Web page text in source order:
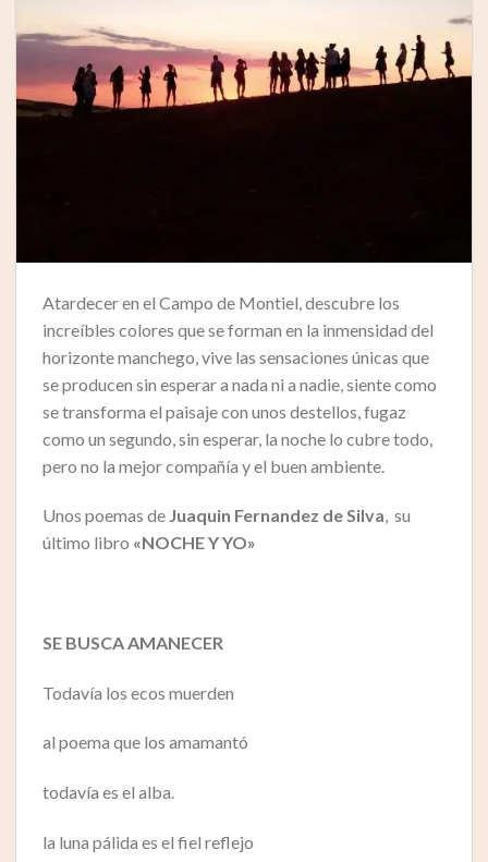
Atardecer en el Campo de Montiel, descubre los
increíbles colores que se forman en la inmensidad del
horizonte manchego, vive las sensaciones únicas que
se producen sin esperar a nada ni a nadie, siente como
se transforma el paisaje con unos destellos, fugaz
como un segundo, sin esperar, la noche lo cubre todo,
pero no la mejor compañía y el buen ambiente.
Unos poemas de Juaquin Fernandez de Silva, su
último libro «NOCHE Y YO»
SE BUSCA AMANECER
Todavía los ecos muerden
al poema que los amamantó
todavía es el alba.
la luna pálida es el fiel reflejo